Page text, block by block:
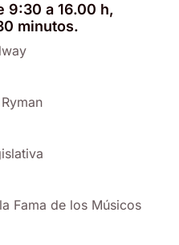
9:30 a 16.00 h,
minutos.
Fama de los Músicos